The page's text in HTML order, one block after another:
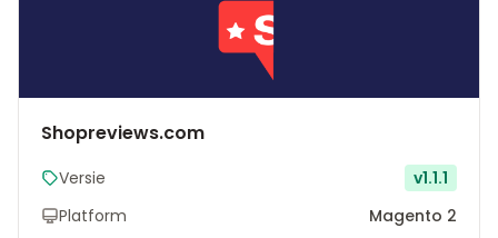
Shopreviews.com
Versie
v1.1.1
Platform
Magento 2